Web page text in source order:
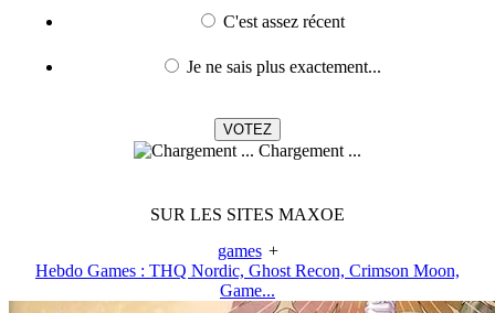
C'est assez récent
Je ne sais plus exactement...
Chargement ...
SUR LES SITES MAXOE
games +
Hebdo Games : THQ Nordic, Ghost Recon, Crimson Moon,
Game...